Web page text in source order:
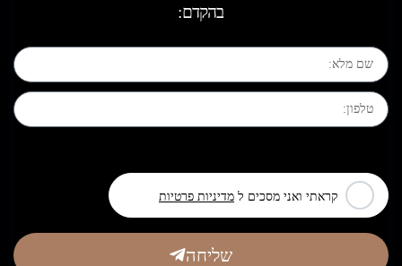
בהקדם:
קראתי ואני מסכים ל מדיניות פרטיות
שליחה